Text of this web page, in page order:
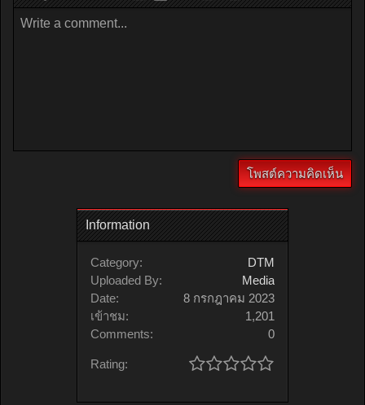
Write a comment...
Information
Category:
DTM
Uploaded By:
Media
Date:
8 กรกฎาคม 2023
เข้าชม:
1,201
Comments:
0
Rating: